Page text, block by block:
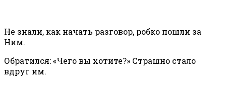
Не знали, как начать разговор, робко пошли за
Ним.
Обратился: «Чего вы хотите?» Страшно стало
вдруг им.